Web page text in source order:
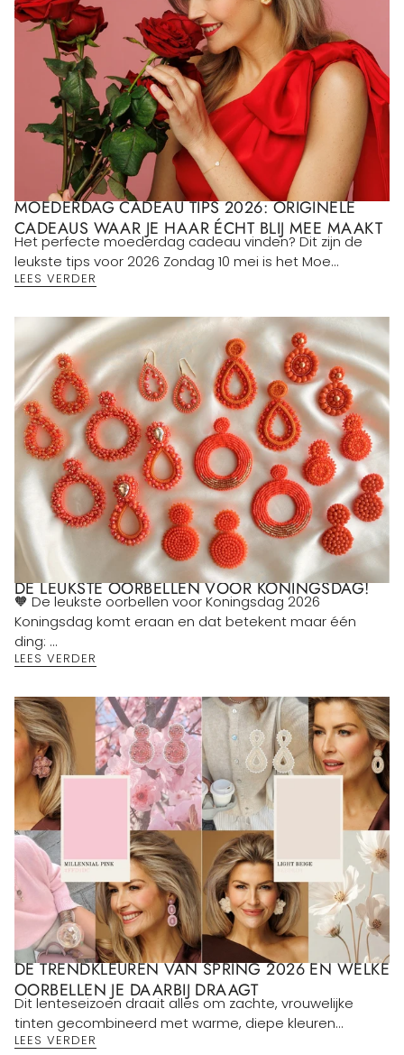
MOEDERDAG CADEAU TIPS 2026: ORIGINELE
CADEAUS WAAR JE HAAR ÉCHT BLIJ MEE MAAKT
Het perfecte moederdag cadeau vinden? Dit zijn de
leukste tips voor 2026 Zondag 10 mei is het Moe...
LEES VERDER
DE LEUKSTE OORBELLEN VOOR KONINGSDAG!
🧡 De leukste oorbellen voor Koningsdag 2026
Koningsdag komt eraan en dat betekent maar één
ding: ...
LEES VERDER
DE TRENDKLEUREN VAN SPRING 2026 EN WELKE
OORBELLEN JE DAARBIJ DRAAGT
Dit lenteseizoen draait alles om zachte, vrouwelijke
tinten gecombineerd met warme, diepe kleuren...
LEES VERDER